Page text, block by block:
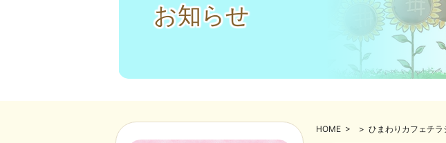
お知らせ
HOME > > ひまわりカフェチ